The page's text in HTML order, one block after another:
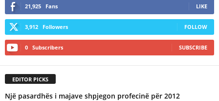
21,925 Fans LIKE
3,912 Followers FOLLOW
0 Subscribers SUBSCRIBE
EDITOR PICKS
Një pasardhës i majave shpjegon profecinë për 2012